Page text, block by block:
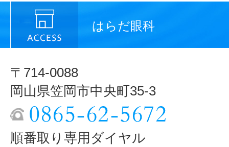
はらだ眼科
〒714-0088
岡山県笠岡市中央町35-3
順番取り専用ダイヤル